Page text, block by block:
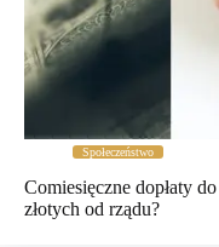
Społeczeństwo
Comiesięczne dopłaty
złotych od rządu?